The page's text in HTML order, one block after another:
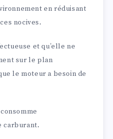
en réduisant
nocives.
et qu’elle ne
sur le plan
le moteur a besoin de
carburant.